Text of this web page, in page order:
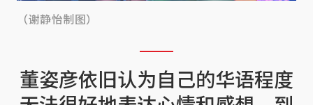
（谢静怡制图）
董姿彦依旧认为自己的华语程度